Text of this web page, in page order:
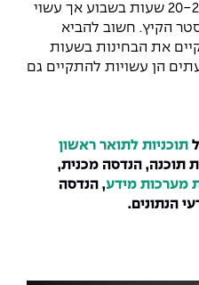
קיץ). היקף הלימודים נע בין 20-25 שעות בשבוע אך עשוי
בסמסטר הקיץ. חשוב להביא
את הבחינות בשעות
הן עשויות להתקיים גם
תוכניות לתואר ראשון
תוכנה, הנדסה מכנית,
מערכות מידע, הנדסה
הנתונים.